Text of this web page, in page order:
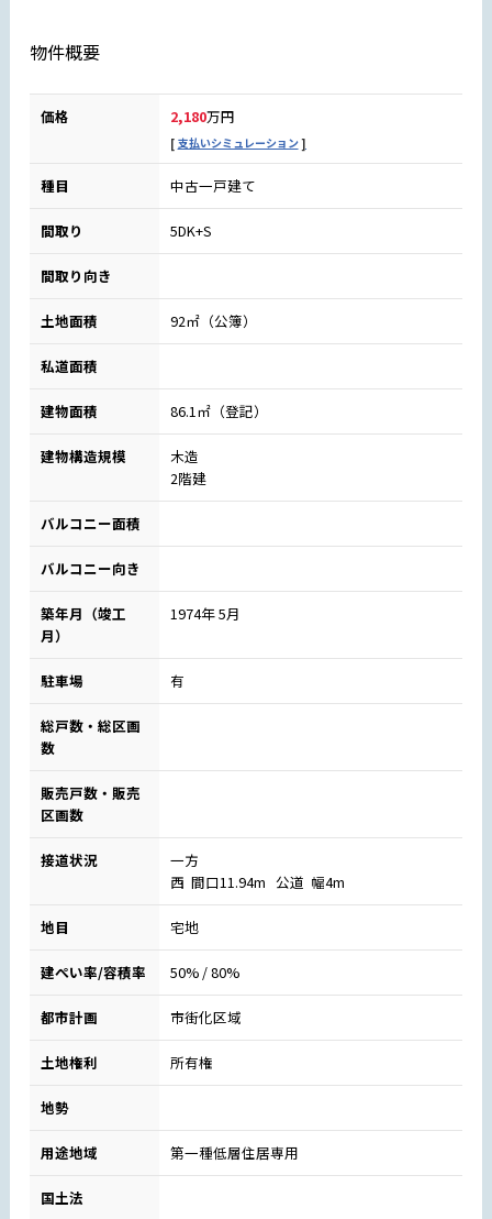
物件概要
価格 2,180万円
支払いシミュレーション
種目 中古一戸建て
間取り 5DK+S
間取り向き
土地面積 92㎡（公簿）
私道面積
建物面積 86.1㎡（登記）
建物構造規模
木造
2階建
バルコニー面積
バルコニー向き
築年月（竣工
月）
1974年 5月
駐車場 有
総戸数・総区画
数
販売戸数・販売
区画数
接道状況
一方
西 間口11.94m 公道 幅4m
地目 宅地
建ぺい率/容積率 50% / 80%
都市計画 市街化区域
土地権利 所有権
地勢
用途地域 第一種低層住居専用
国土法